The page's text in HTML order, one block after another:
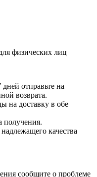
физических лиц
отправьте на
возврата.
на доставку в обе
получения.
качества
сообщите о проблеме